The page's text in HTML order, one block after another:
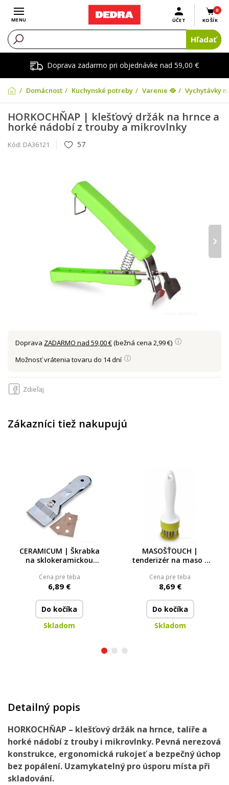
Doprava zadarmo pri objednávke nad 59,00 €
Otvoriť menu
MENU
0
KOŠÍK
ÚČET
Hľadať
Domácnosť Kuchynské potreby Varenie 🥘 Vychytávky
HORKOCHŇAP | klešťový držák na hrnce a
horké nádobí z trouby a mikrovlnky
Kód: DA36121 57
›
Doprava ZADARMO nad 59,00 €(bežná cena 2,99 €)
Možnosť vrátenia tovaru do 14 dní
Zdieľaj
Zákazníci tiež nakupujú
CERAMICUM | Škrabka
na sklokeramickou
břity ZDARMA
Cena pre teba
6,89 €
Do kočíka
Skladom
MASOŠŤOUCH |
tenderizér na maso |
šťavnatější maso bez
námahy
Cena pre teba
8,69 €
Do kočíka
Skladom
Detailný popis
HORKOCHŇAP – klešťový držák na hrnce, talíře a
horké nádobí z trouby i mikrovlnky. Pevná nerezová
konstrukce, ergonomická rukojeť a bezpečný úchop
bez popálení. Uzamykatelný pro úsporu místa při
skladování.